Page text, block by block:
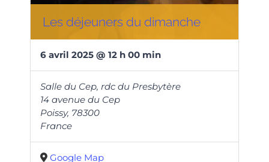
Les déjeuners du dimanche
6 avril 2025 @ 12 h 00 min
Salle du Cep, rdc du Presbytère
14 avenue du Cep
Poissy, 78300
France
Google Map